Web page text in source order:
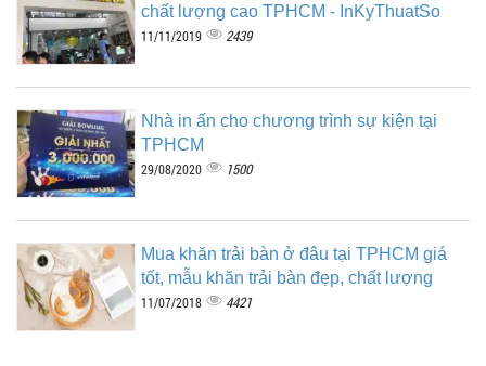
chất lượng cao TPHCM - InKyThuatSo
11/11/2019 2439
Nhà in ấn cho chương trình sự kiện tại
TPHCM
29/08/2020 1500
Mua khăn trải bàn ở đâu tại TPHCM giá
tốt, mẫu khăn trải bàn đẹp, chất lượng
11/07/2018 4421